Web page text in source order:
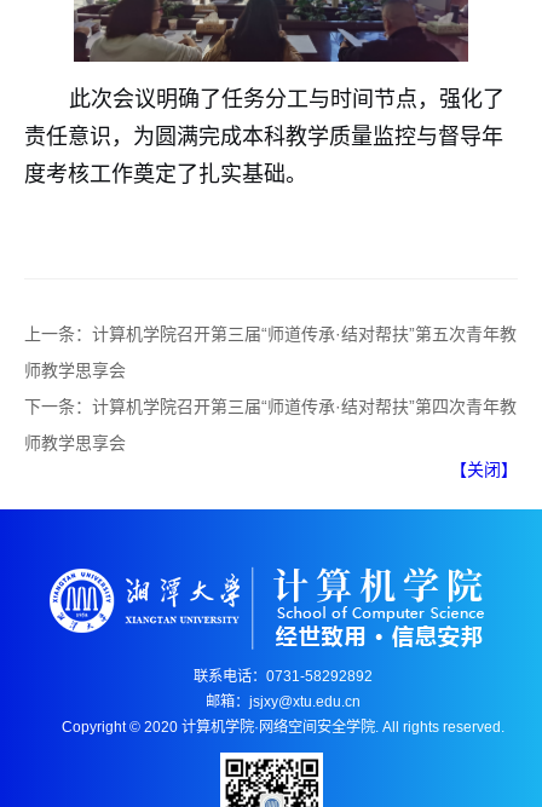
此次会议明确了任务分工与时间节点，强化了
责任意识，为圆满完成本科教学质量监控与督导年
度考核工作奠定了扎实基础。
上一条： 计算机学院召开第三届“师道传承·结对帮扶”第五次青年教
师教学思享会
下一条： 计算机学院召开第三届“师道传承·结对帮扶”第四次青年教
师教学思享会
【关闭】
联系电话：0731-58292892
邮箱：jsjxy@xtu.edu.cn
Copyright © 2020 计算机学院·网络空间安全学院. All rights reserved.